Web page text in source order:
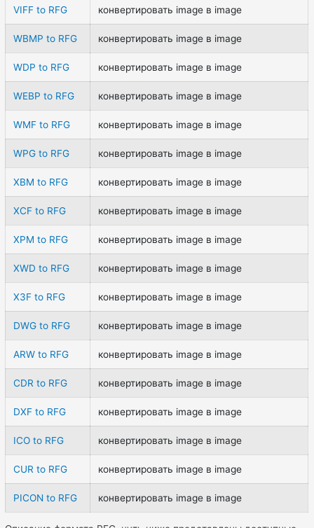
VIFF to RFG конвертировать image в image
WBMP to RFG конвертировать image в image
WDP to RFG конвертировать image в image
WEBP to RFG конвертировать image в image
WMF to RFG конвертировать image в image
WPG to RFG конвертировать image в image
XBM to RFG конвертировать image в image
XCF to RFG конвертировать image в image
XPM to RFG конвертировать image в image
XWD to RFG конвертировать image в image
X3F to RFG конвертировать image в image
DWG to RFG конвертировать image в image
ARW to RFG конвертировать image в image
CDR to RFG конвертировать image в image
DXF to RFG конвертировать image в image
ICO to RFG конвертировать image в image
CUR to RFG конвертировать image в image
PICON to RFG конвертировать image в image